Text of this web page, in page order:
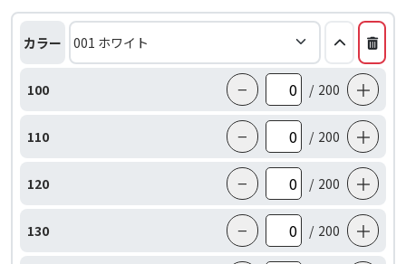
カラー
100 − / 200 ＋
110 − / 200 ＋
120 − / 200 ＋
130 − / 200 ＋